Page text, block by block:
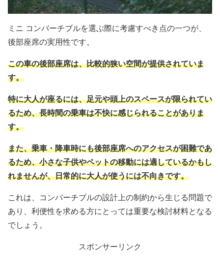
ミニ コンバーチブルを選ぶ際に考慮すべき点の一つが、
後部座席の実用性です。
この車の後部座席は、比較的狭い空間が提供されていま
す。
特に大人が座るには、足元や頭上のスペースが限られてい
るため、長時間の乗車は不快に感じられることがありま
す。
また、乗車・降車時にも後部座席へのアクセスが困難であ
るため、小さな子供やペットの移動には適しているかもし
れませんが、日常的に大人が使うには不向きです。
これは、コンバーチブルの設計上の制約から生じる問題で
あり、利便性を求める方にとっては重要な検討材料となる
でしょう。
スポンサーリンク